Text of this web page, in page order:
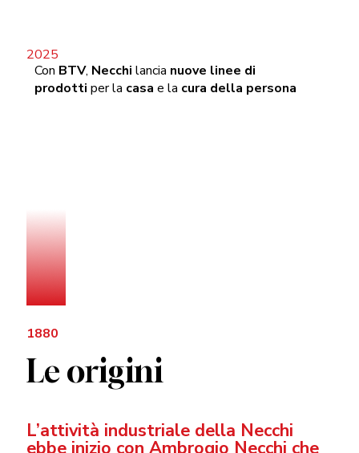
Con BTV, Necchi lancia nuove linee di
prodotti per la casa e la cura della persona
1880
Le origini
L’attività industriale della Necchi